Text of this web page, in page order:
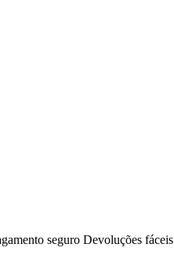
seguro Devoluções fáceis